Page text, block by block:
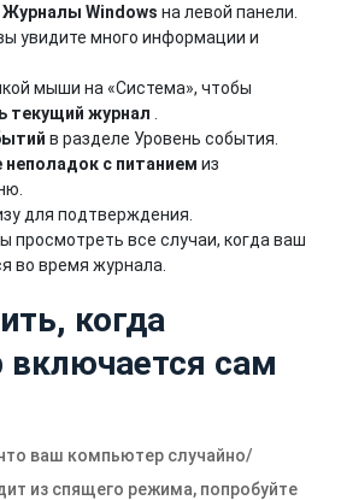
Журналы Windows на левой панели.
увидите много информации и
мыши на «Система», чтобы
текущий журнал
в разделе Уровень события.
неполадок с питанием из
для подтверждения.
просмотреть все случаи, когда ваш
во время журнала.
когда
сам
ваш компьютер случайно/
из спящего режима, попробуйте